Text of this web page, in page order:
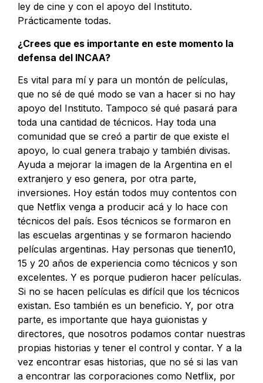
ley de cine y con el apoyo del Instituto.
Prácticamente todas.
¿Crees que es importante en este momento la
defensa del INCAA?
Es vital para mí y para un montón de películas,
que no sé de qué modo se van a hacer si no hay
apoyo del Instituto. Tampoco sé qué pasará para
toda una cantidad de técnicos. Hay toda una
comunidad que se creó a partir de que existe el
apoyo, lo cual genera trabajo y también divisas.
Ayuda a mejorar la imagen de la Argentina en el
extranjero y eso genera, por otra parte,
inversiones. Hoy están todos muy contentos con
que Netflix venga a producir acá y lo hace con
técnicos del país. Esos técnicos se formaron en
las escuelas argentinas y se formaron haciendo
películas argentinas. Hay personas que tienen10,
15 y 20 años de experiencia como técnicos y son
excelentes. Y es porque pudieron hacer películas.
Si no se hacen películas es difícil que los técnicos
existan. Eso también es un beneficio. Y, por otra
parte, es importante que haya guionistas y
directores, que nosotros podamos contar nuestras
propias historias y tener el control y contar. Y a la
vez encontrar esas historias, que no sé si las van
a encontrar las corporaciones como Netflix, por